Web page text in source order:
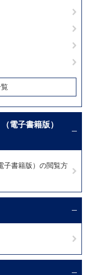
電子書籍版）
子書籍版）の閲覧方